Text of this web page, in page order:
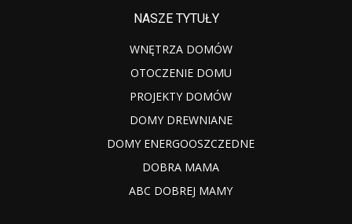
NASZE TYTUŁY
WNĘTRZA DOMÓW
OTOCZENIE DOMU
PROJEKTY DOMÓW
DOMY DREWNIANE
DOMY ENERGOOSZCZEDNE
DOBRA MAMA
ABC DOBREJ MAMY